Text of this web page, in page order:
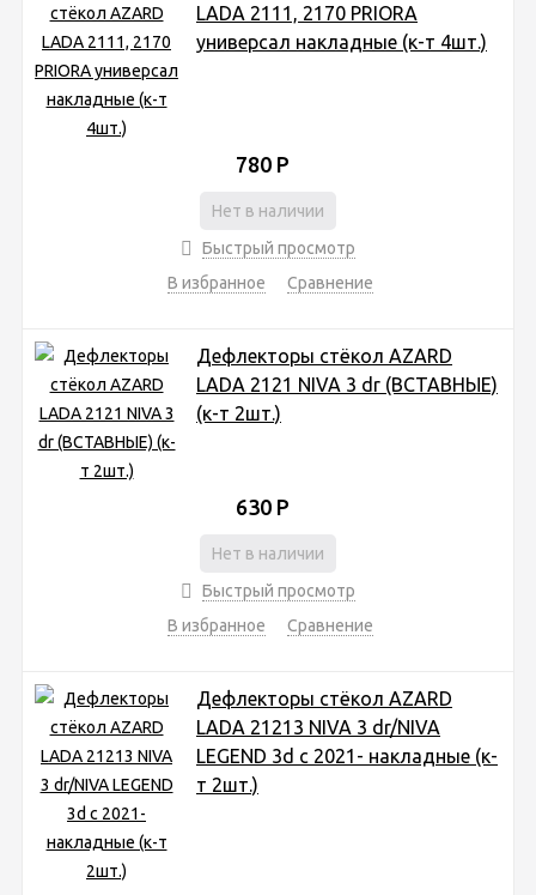
LADA 2111, 2170 PRIORA
универсал накладные (к-т 4шт.)
780 Р
Нет в наличии
Быстрый просмотр
В избранное
Сравнение
Дефлекторы стёкол AZARD
LADA 2121 NIVA 3 dr (ВСТАВНЫЕ)
(к-т 2шт.)
630 Р
Нет в наличии
Быстрый просмотр
В избранное
Сравнение
Дефлекторы стёкол AZARD
LADA 21213 NIVA 3 dr/NIVA
LEGEND 3d с 2021- накладные (к-
т 2шт.)